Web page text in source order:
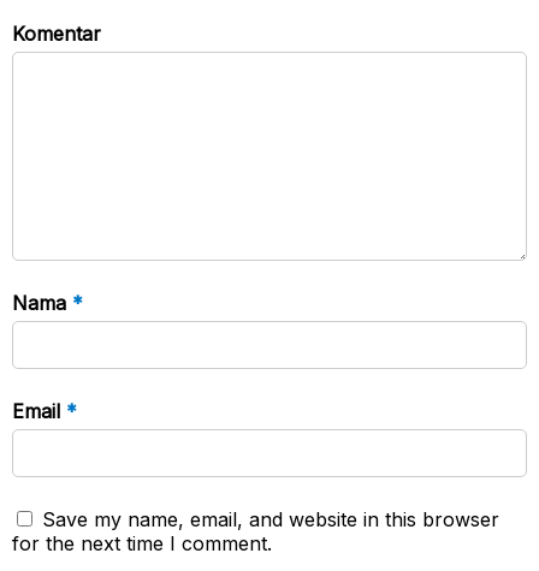
Komentar
Nama *
Email *
Save my name, email, and website in this browser
for the next time I comment.